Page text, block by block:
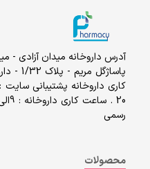
آدرس داروخانه میدان آزادی -
رسمی
محصولات